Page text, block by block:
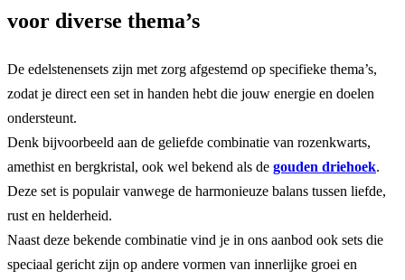
voor diverse thema’s
De edelstenensets zijn met zorg afgestemd op specifieke thema’s,
zodat je direct een set in handen hebt die jouw energie en doelen
ondersteunt.
Denk bijvoorbeeld aan de geliefde combinatie van rozenkwarts,
amethist en bergkristal, ook wel bekend als de gouden driehoek.
Deze set is populair vanwege de harmonieuze balans tussen liefde,
rust en helderheid.
Naast deze bekende combinatie vind je in ons aanbod ook sets die
speciaal gericht zijn op andere vormen van innerlijke groei en